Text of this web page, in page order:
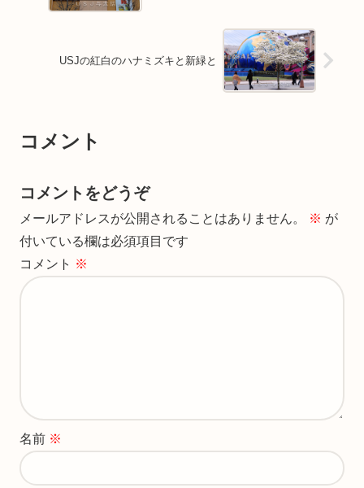
USJの紅白のハナミズキと新緑と
コメント
コメントをどうぞ
メールアドレスが公開されることはありません。 ※ が
付いている欄は必須項目です
コメント ※
名前 ※